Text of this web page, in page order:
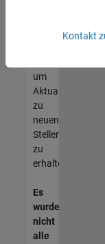
unseres
um
Aktualisierungen
zu
neuen
Stellenangeboten
zu
erhalten.
Es
wurden
nicht
alle
Kontakt